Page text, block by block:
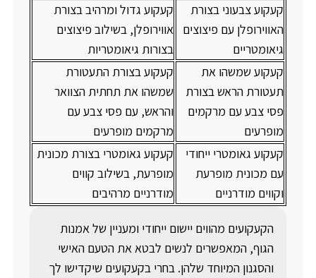
קעקוע צבעוני בצורת
האווירופלן עם פיצוצים
גיאומטריים
קעקוע גדול ומרהיב בצורת
אווירופלן, בשילוב פיצוצים
בצורות גיאומטריות
קעקוע שמשהו את
תעטורת הראש בצורת
פסי צבע עם מרקמים
מופרעים
קעקוע בצורת התעטורת
שמשהו את תחתית הצוואר
והראש, עם פסי צבע עם
מרקמים מופרעים
קעקוע גאומטרי ייחודי
עם מכונית מופרעת
וקווים מודרניים
קעקוע גאומטרי בצורת מכונית
מופרעת, בשילוב קווים
מודרניים מרהיבים
הקעקועים מהווים יישום ייחודי ומעניין של אמנות
הגוף, המאפשרים לנשים לבטא את הטעם האישי
והסגנון המיוחד שלהן. בחרי בקעקועים שיקדישו לך